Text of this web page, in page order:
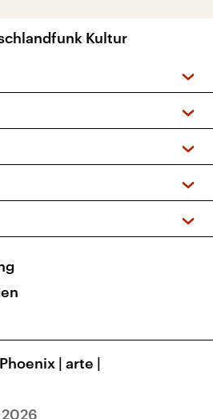
Kultur
Podcasts
+ DAB+)
Phoenix | arte |